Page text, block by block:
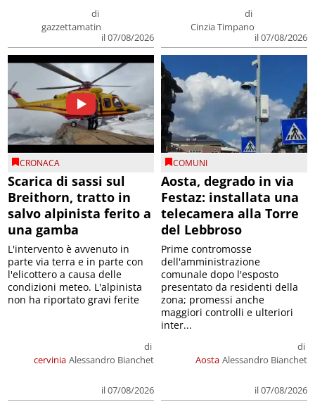
di
gazzettamatin
il 07/08/2026
di
Cinzia Timpano
il 07/08/2026
CRONACA
Scarica di sassi sul
Breithorn, tratto in
salvo alpinista ferito a
una gamba
cervinia
di
Alessandro Bianchet
il 07/08/2026
L'intervento è avvenuto in
parte via terra e in parte con
l'elicottero a causa delle
condizioni meteo. L'alpinista
non ha riportato gravi ferite
COMUNI
Aosta, degrado in via
Festaz: installata una
telecamera alla Torre
del Lebbroso
Aosta
di
Alessandro Bianchet
il 07/08/2026
Prime contromosse
dell'amministrazione
comunale dopo l'esposto
presentato da residenti della
zona; promessi anche
maggiori controlli e ulteriori
inter...